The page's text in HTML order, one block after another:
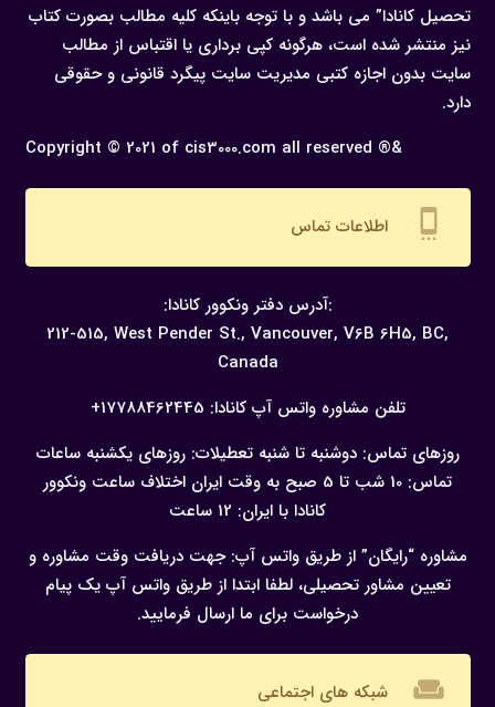
تحصیل کانادا” می باشد و با توجه باینکه کلیه مطالب بصورت کتاب
نیز منتشر شده است، هرگونه كپی برداری یا اقتباس از مطالب
سایت بدون اجازه كتبی مدیریت سایت پیگرد قانونی و حقوقی
دارد.
Copyright © 2021 of cis3000.com all reserved ®&
settings_cell اطلاعات تماس
:آدرس دفتر ونکوور کانادا:
212-515, West Pender St., Vancouver, V6B 6H5, BC,
Canada
تلفن مشاوره واتس آپ کانادا: 17788462445+
روزهای تماس: دوشنبه تا شنبه تعطیلات: روزهای یکشنبه ساعات
تماس: 10 شب تا 5 صبح به وقت ایران
اختلاف ساعت ونکوور
کانادا با ایران: 12 ساعت
مشاوره “رایگان” از طریق واتس آپ: جهت دریافت وقت مشاوره و
تعیین مشاور تحصیلی، لطفا ابتدا از طریق واتس آپ یک پیام
درخواست برای ما ارسال فرمایید.
weekend شبکه های اجتماعی